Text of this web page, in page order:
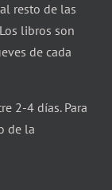
resto de las
libros son
de cada
2-4 días. Para
de la